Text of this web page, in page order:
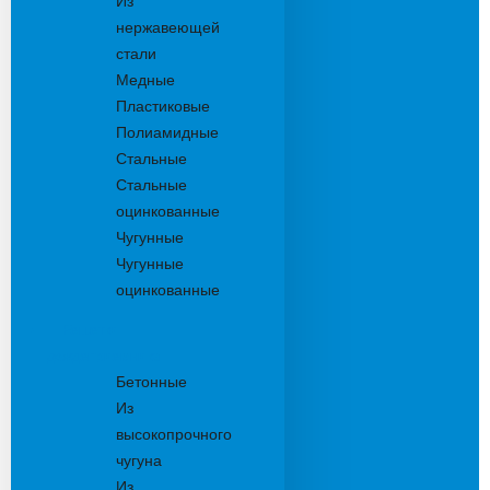
нержавеющей
стали
Медные
Пластиковые
Полиамидные
Стальные
Стальные
оцинкованные
Чугунные
Чугунные
оцинкованные
Бетонные
Из
высокопрочного
чугуна